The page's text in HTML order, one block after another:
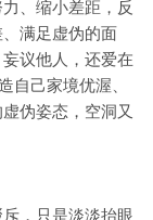
、缩小差距，反
满足虚伪的面
议他人，还爱在
自己家境优渥、
伪姿态，空洞又
，只是淡淡抬眼